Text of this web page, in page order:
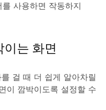
사용하면 작동하지
이는 화면
걸 때 더 쉽게 알아차릴
이 깜박이도록 설정할 수